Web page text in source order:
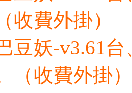
收費外掛）
豆妖-v3.61
（收費外掛）